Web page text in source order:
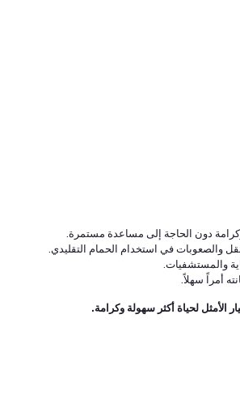
دون الحاجة إلى مساعدة مستمرة.
والصعوبات في استخدام الحمام التقليدي.
والمستشفيات.
أمراً سهلاً.